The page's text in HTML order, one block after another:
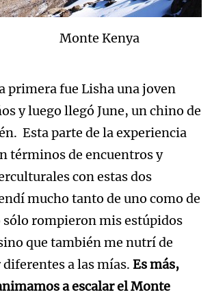
Monte Kenya
primera fue Lisha una joven
y luego llegó June, un chino de
Esta parte de la experiencia
términos de encuentros y
con estas dos
mucho tanto de uno como de
sólo rompieron mis estúpidos
que también me nutrí de
a las mías. Es más,
a escalar el Monte